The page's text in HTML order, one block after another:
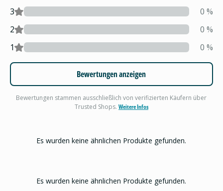
3 0 %
2
0 %
1
0 %
Bewertungen anzeigen
Bewertungen stammen ausschließlich von verifizierten Käufern über
Trusted Shops. Weitere Infos
Es wurden keine ähnlichen Produkte gefunden.
Es wurden keine ähnlichen Produkte gefunden.